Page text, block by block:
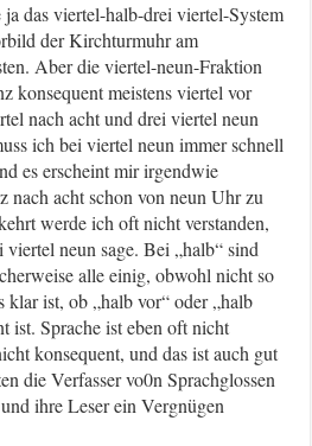
das viertel-halb-drei viertel-System
der Kirchturmuhr am
Aber die viertel-neun-Fraktion
konsequent meistens viertel vor
nach acht und drei viertel neun
ich bei viertel neun immer schnell
es erscheint mir irgendwie
nach acht schon von neun Uhr zu
werde ich oft nicht verstanden,
neun sage. Bei „halb“ sind
alle einig, obwohl nicht so
klar ist, ob „halb vor“ oder „halb
ist. Sprache ist eben oft nicht
konsequent, und das ist auch gut
die Verfasser vo0n Sprachglossen
ihre Leser ein Vergnügen